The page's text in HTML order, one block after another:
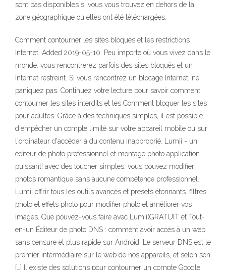
sont pas disponibles si vous vous trouvez en dehors de la
zone géographique où elles ont été téléchargées.
Comment contourner les sites bloqués et les restrictions
Internet. Added 2019-05-10. Peu importe où vous vivez dans le
monde. vous rencontrerez parfois des sites bloqués et un
Internet restreint. Si vous rencontrez un blocage Internet, ne
paniquez pas. Continuez votre lecture pour savoir comment
contourner les sites interdits et les Comment bloquer les sites
pour adultes. Grâce à des techniques simples, il est possible
d'empêcher un compte limité sur votre appareil mobile ou sur
l'ordinateur d'accéder à du contenu inapproprié. Lumii - un
éditeur de photo professionnel et montage photo application
puissant! avec des toucher simples, vous pouvez modifier
photos romantique sans aucune compétence professionnel.
Lumii offrir tous les outils avancés et presets étonnants. filtres
photo et effets photo pour modifier photo et améliorer vos
images. Que pouvez-vous faire avec Lumii(GRATUIT et Tout-
en-un Éditeur de photo DNS : comment avoir accès à un web
sans censure et plus rapide sur Android. Le serveur DNS est le
premier intermédiaire sur le web de nos appareils, et selon son
[…] Il existe des solutions pour contourner un compte Google